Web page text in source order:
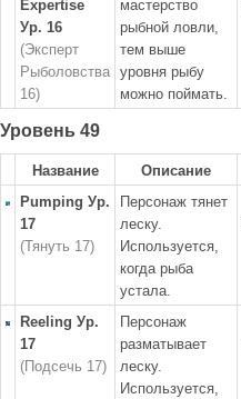
Expertise
Ур. 16
(Эксперт
Рыболовства
16)
мастерство
рыбной ловли,
тем выше
уровня рыбу
можно поймать.
Уровень 49
Название Описание
Pumping Ур.
17
(Тянуть 17)
Персонаж тянет
леску.
Используется,
когда рыба
устала.
Reeling Ур.
17
(Подсечь 17)
Персонаж
разматывает
леску.
Используется,